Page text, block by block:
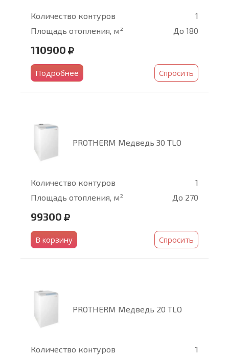
Количество контуров
1
Площадь отопления, м²
До 180
110900
Подробнее Спросить
PROTHERM Медведь 30 TLO
Количество контуров
1
Площадь отопления, м²
До 270
99300
В корзину Спросить
PROTHERM Медведь 20 TLO
Количество контуров
1